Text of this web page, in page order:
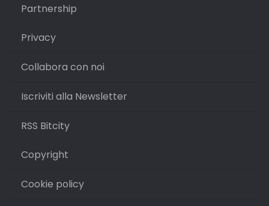
Partnership
Privacy
Collabora con noi
Iscriviti alla Newsletter
RSS Bitcity
Copyright
Cookie policy